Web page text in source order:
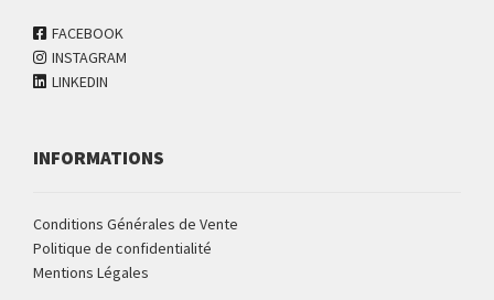
FACEBOOK
INSTAGRAM
LINKEDIN
INFORMATIONS
Conditions Générales de Vente
Politique de confidentialité
Mentions Légales